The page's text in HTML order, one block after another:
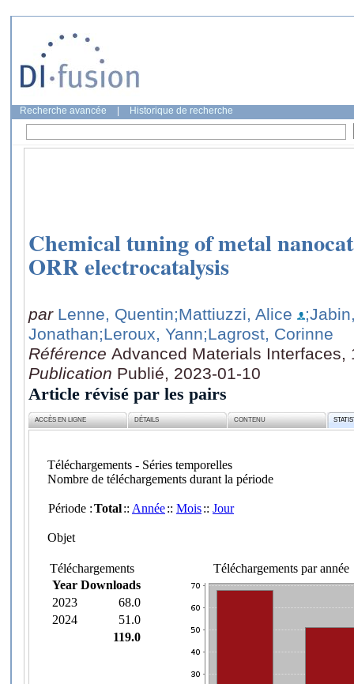
Recherche avancée Historique de recherche
Chemical tuning of metal
ORR electrocatalysis
par Lenne, Quentin;Mattiuzzi, Alice
Jonathan;Leroux, Yann;Lagrost, Corinne
Référence Advanced Materials Interfaces,
Publication Publié, 2023-01-10
Article révisé par les pairs
ACCÈS EN LIGNE DÉTAILS CONTENU